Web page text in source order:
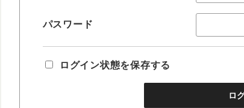
パスワード
ログイン状態を保存する